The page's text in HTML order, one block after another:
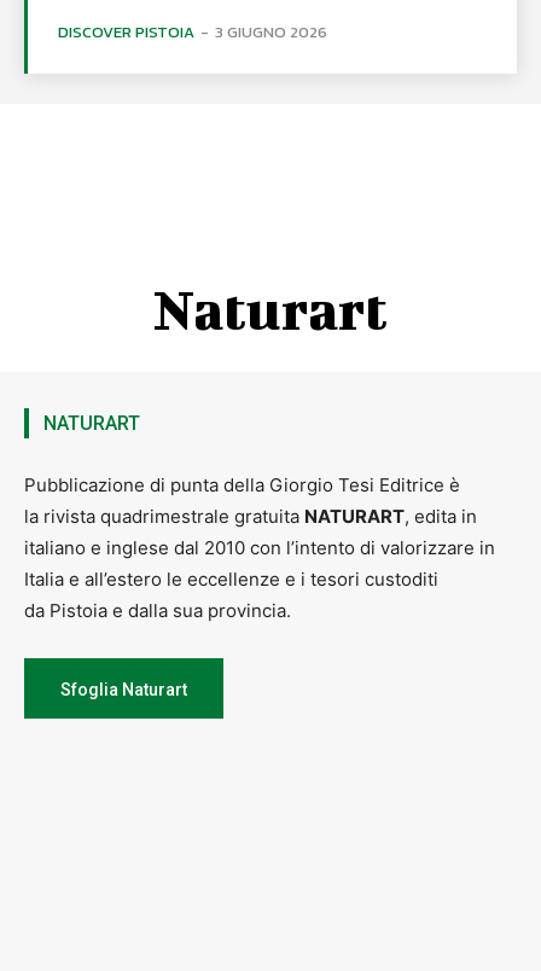
DISCOVER PISTOIA - 3 GIUGNO 2026
Naturart
NATURART
Pubblicazione di punta della Giorgio Tesi Editrice è
la rivista quadrimestrale gratuita NATURART, edita in
italiano e inglese dal 2010 con l’intento di valorizzare in
Italia e all’estero le eccellenze e i tesori custoditi
da Pistoia e dalla sua provincia.
Sfoglia Naturart